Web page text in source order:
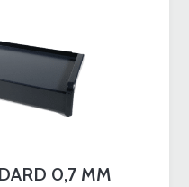
0,7 MM